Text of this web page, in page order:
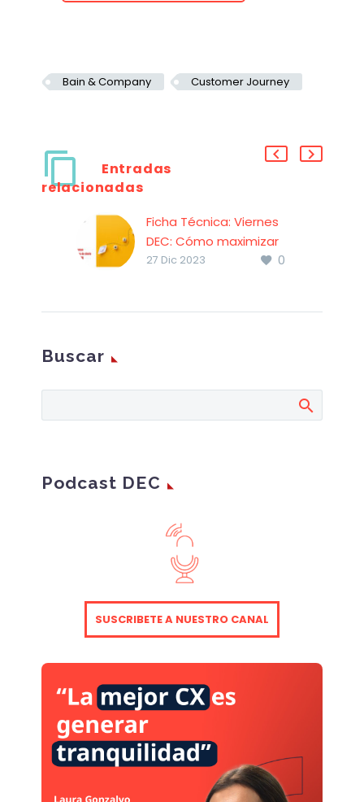
Bain & Company Customer Journey
Entradas
relacionadas
Ficha Técnica: Viernes
DEC: Cómo maximizar
la experiencia de
celebrado el pasado 17
C/ Caballero de
Gracia, 28-30, 28013
Cecabank.
0
27 Dic 2023
Buscar
Podcast DEC
SUSCRIBETE A NUESTRO CANAL